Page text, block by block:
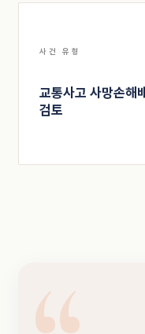
사건 유형
교통사고 사망손해
검토